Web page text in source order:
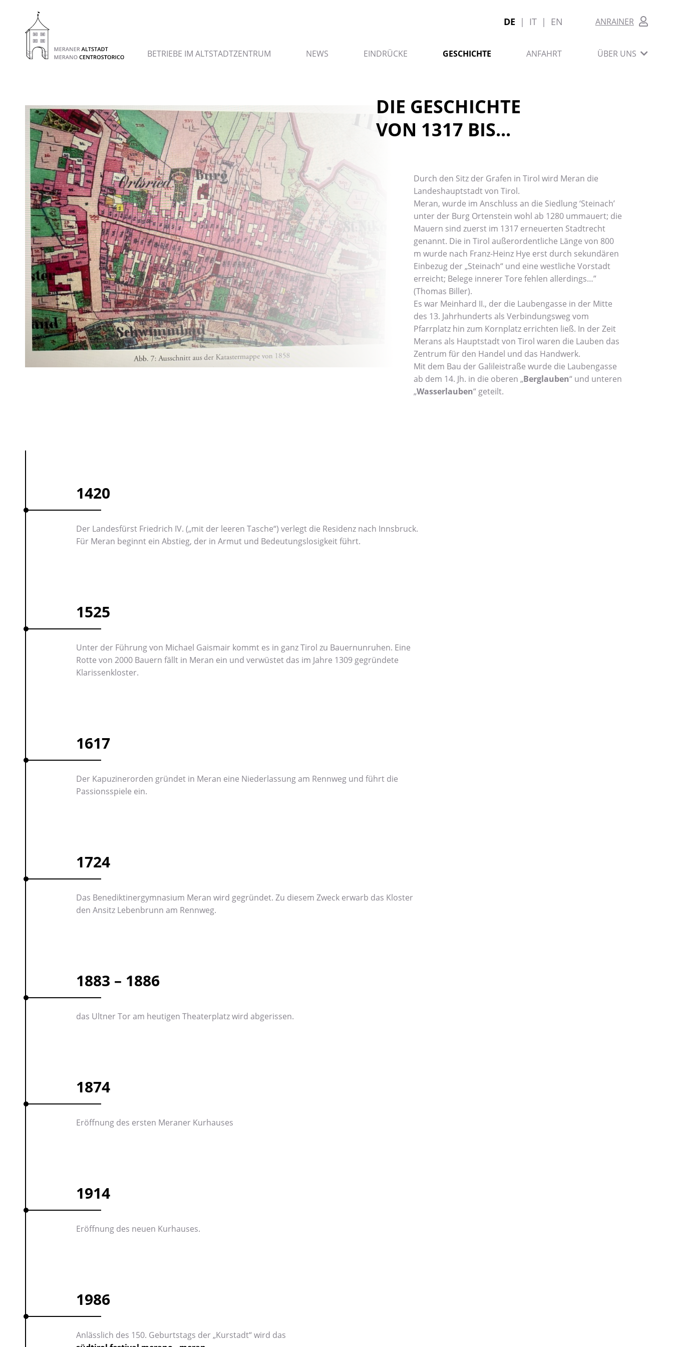
BETRIEBE IM ALTSTADTZENTRUM NEWS EINDRÜCKE GESCHICHTE ANFAHRT ÜBER UNS
ANRAINER
DE | IT | EN
DIE GESCHICHTE
VON 1317 BIS...
Durch den Sitz der Grafen in Tirol wird Meran die
Landeshauptstadt von Tirol.
Meran, wurde im Anschluss an die Siedlung ‘Steinach’
unter der Burg Ortenstein wohl ab 1280 ummauert; die
Mauern sind zuerst im 1317 erneuerten Stadtrecht
genannt. Die in Tirol außerordentliche Länge von 800
m wurde nach Franz-Heinz Hye erst durch sekundären
Einbezug der „Steinach“ und eine westliche Vorstadt
erreicht; Belege innerer Tore fehlen allerdings…”
(Thomas Biller).
Es war Meinhard II., der die Laubengasse in der Mitte
des 13. Jahrhunderts als Verbindungsweg vom
Pfarrplatz hin zum Kornplatz errichten ließ. In der Zeit
Merans als Hauptstadt von Tirol waren die Lauben das
Zentrum für den Handel und das Handwerk.
Mit dem Bau der Galileistraße wurde die Laubengasse
ab dem 14. Jh. in die oberen „Berglauben“ und unteren
„Wasserlauben“ geteilt.
1420
Der Landesfürst Friedrich IV. („mit der leeren Tasche“) verlegt die Residenz nach Innsbruck.
Für Meran beginnt ein Abstieg, der in Armut und Bedeutungslosigkeit führt.
1525
Unter der Führung von Michael Gaismair kommt es in ganz Tirol zu Bauernunruhen. Eine
Rotte von 2000 Bauern fällt in Meran ein und verwüstet das im Jahre 1309 gegründete
Klarissenkloster.
1617
Der Kapuzinerorden gründet in Meran eine Niederlassung am Rennweg und führt die
Passionsspiele ein.
1724
Das Benediktinergymnasium Meran wird gegründet. Zu diesem Zweck erwarb das Kloster
den Ansitz Lebenbrunn am Rennweg.
1883 – 1886
das Ultner Tor am heutigen Theaterplatz wird abgerissen.
1874
Eröffnung des ersten Meraner Kurhauses
1914
Eröffnung des neuen Kurhauses.
1986
Anlässlich des 150. Geburtstags der „Kurstadt“ wird das